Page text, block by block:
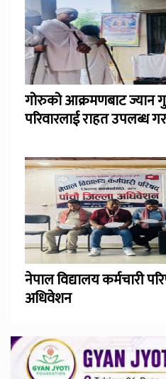
गोरुको आक्रमणबाट ज्यान
परिवारलाई राहत उपलब्ध
नेपाल विद्यालय कर्मचारी
अधिवेशन